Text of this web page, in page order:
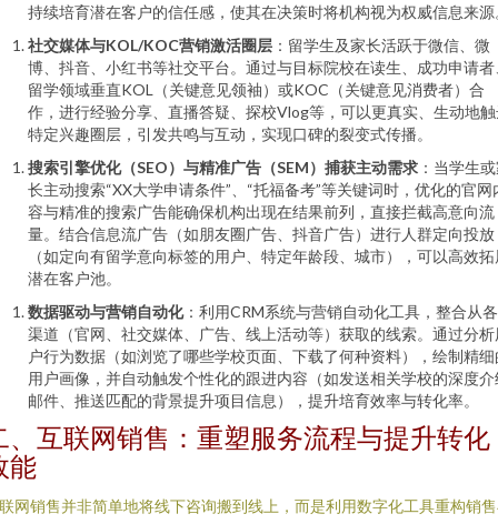
持续培育潜在客户的信任感，使其在决策时将机构视为权威信息来源
社交媒体与KOL/KOC营销激活圈层 ：留学生及家长活跃于微信、微
博、抖音、小红书等社交平台。通过与目标院校在读生、成功申请者
留学领域垂直KOL（关键意见领袖）或KOC（关键意见消费者）合
作，进行经验分享、直播答疑、探校Vlog等，可以更真实、生动地
特定兴趣圈层，引发共鸣与互动，实现口碑的裂变式传播。
搜索引擎优化（SEO）与精准广告（SEM）捕获主动需求 ：当学生
长主动搜索“XX大学申请条件”、“托福备考”等关键词时，优化的官网
容与精准的搜索广告能确保机构出现在结果前列，直接拦截高意向流
量。结合信息流广告（如朋友圈广告、抖音广告）进行人群定向投放
（如定向有留学意向标签的用户、特定年龄段、城市），可以高效
潜在客户池。
数据驱动与营销自动化：利用CRM系统与营销自动化工具，整合从
渠道（官网、社交媒体、广告、线上活动等）获取的线索。通过分析
户行为数据（如浏览了哪些学校页面、下载了何种资料），绘制精细
用户画像，并自动触发个性化的跟进内容（如发送相关学校的深度介
邮件、推送匹配的背景提升项目信息），提升培育效率与转化率。
、互联网销售：重塑服务流程与提升转化
能
网销售并非简单地将线下咨询搬到线上，而是利用数字化工具重构销